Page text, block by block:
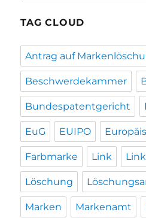
TAG CLOUD
Antrag auf
Beschwerdekammer
Bundespatentgericht
EuG EUIPO
Farbmarke Link
Löschung
Marken Markenamt